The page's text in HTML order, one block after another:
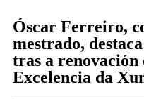
Óscar Ferreiro,
mestrado,
tras a renovación
Excelencia da